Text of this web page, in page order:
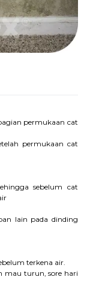
permukaan cat
permukaan cat
sebelum cat
lain pada dinding
terkena air.
mau turun, sore hari